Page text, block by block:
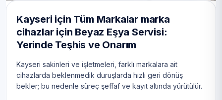
Kayseri için Tüm Markalar marka
cihazlar için Beyaz Eşya Servisi:
Yerinde Teşhis ve Onarım
Kayseri sakinleri ve işletmeleri, farklı markalara ait
cihazlarda beklenmedik duruşlarda hızlı geri dönüş
bekler; bu nedenle süreç şeffaf ve kayıt altında yürütülür.